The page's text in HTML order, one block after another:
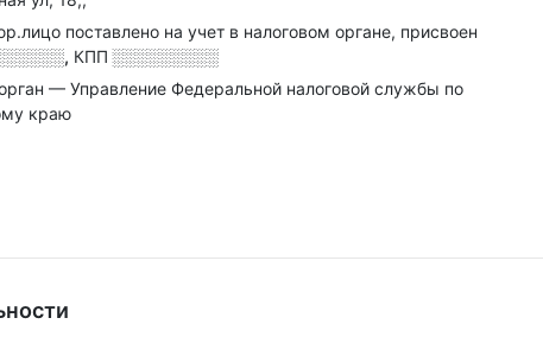
поставлено на учет в налоговом органе, присвоен
КПП ░░░░░░░░░
— Управление Федеральной налоговой службы по
краю